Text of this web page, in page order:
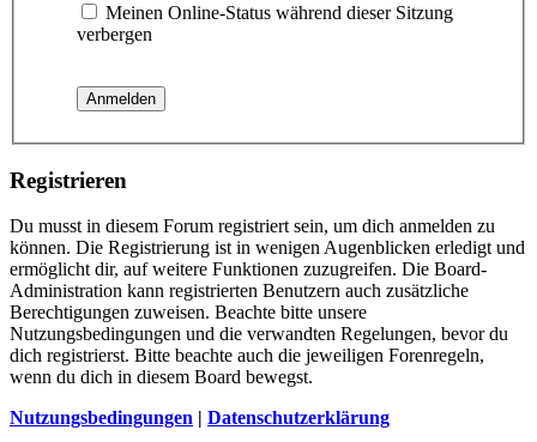
Meinen Online-Status während dieser Sitzung
verbergen
Registrieren
Du musst in diesem Forum registriert sein, um dich anmelden zu
können. Die Registrierung ist in wenigen Augenblicken erledigt und
ermöglicht dir, auf weitere Funktionen zuzugreifen. Die Board-
Administration kann registrierten Benutzern auch zusätzliche
Berechtigungen zuweisen. Beachte bitte unsere
Nutzungsbedingungen und die verwandten Regelungen, bevor du
dich registrierst. Bitte beachte auch die jeweiligen Forenregeln,
wenn du dich in diesem Board bewegst.
Nutzungsbedingungen | Datenschutzerklärung